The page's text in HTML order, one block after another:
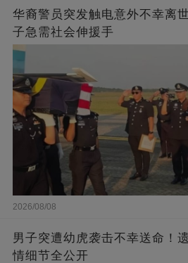
华裔警员突发触电意外不幸离
子急需社会伸援手
2026/08/08
男子突遭幼虎袭击不幸送命！
情细节全公开